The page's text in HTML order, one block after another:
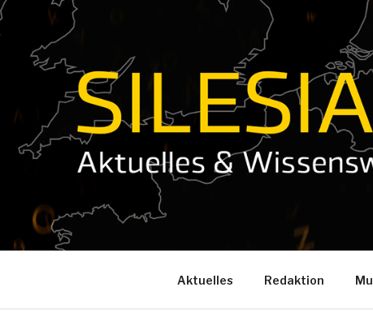
Zum
Inhalt
springen
Aktuelles Redaktion